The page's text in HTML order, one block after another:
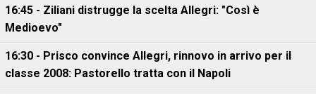
16:45 - Ziliani distrugge la scelta Allegri: "Così è
Medioevo"
16:30 - Prisco convince Allegri, rinnovo in arrivo per il
classe 2008: Pastorello tratta con il Napoli